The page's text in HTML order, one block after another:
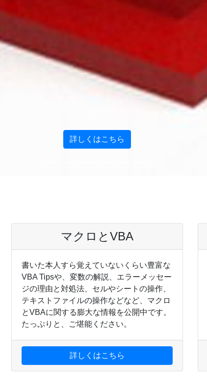
詳しくはこちら
マクロとVBA
書いた本人すら覚えていないくらい豊富な
VBA Tipsや、変数の解説、エラーメッセー
ジの理由と対処法、セルやシートの操作、
テキストファイルの操作などなど、マクロ
とVBAに関する膨大な情報を公開中です。
たっぷりと、ご堪能ください。
詳しくはこちら